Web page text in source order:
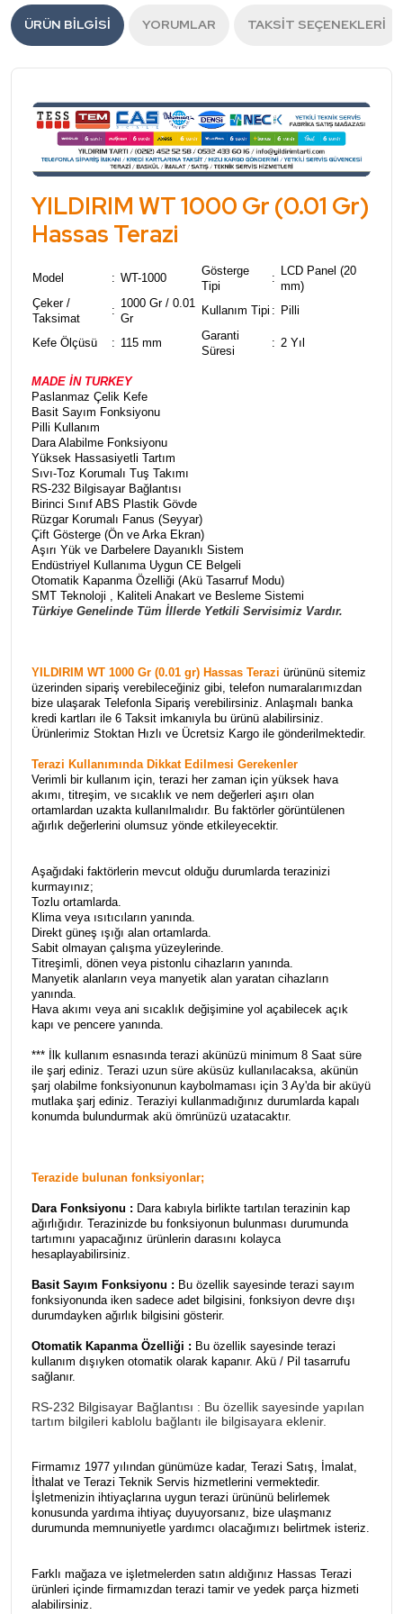
ÜRÜN BILGISI YORUMLAR TAKSIT SEÇENEKLERI
YILDIRIM WT 1000 Gr (0.01 Gr)
Hassas Terazi
Model : WT-1000
Gösterge
Tipi
:
LCD Panel (20
mm)
Çeker /
Taksimat
:
1000 Gr / 0.01
Gr
Kullanım Tipi : Pilli
Kefe Ölçüsü : 115 mm
Garanti
Süresi
: 2 Yıl
MADE İN TURKEY
Paslanmaz Çelik Kefe
Basit Sayım Fonksiyonu
Pilli Kullanım
Dara Alabilme Fonksiyonu
Yüksek Hassasiyetli Tartım
Sıvı-Toz Korumalı Tuş Takımı
RS-232 Bilgisayar Bağlantısı
Birinci Sınıf ABS Plastik Gövde
Rüzgar Korumalı Fanus (Seyyar)
Çift Gösterge (Ön ve Arka Ekran)
Aşırı Yük ve Darbelere Dayanıklı Sistem
Endüstriyel Kullanıma Uygun CE Belgeli
Otomatik Kapanma Özelliği (Akü Tasarruf Modu)
SMT Teknoloji , Kaliteli Anakart ve Besleme Sistemi
Türkiye Genelinde Tüm İllerde Yetkili Servisimiz Vardır.
YILDIRIM WT 1000 Gr (0.01 gr) Hassas Terazi ürününü sitemiz
üzerinden sipariş verebileceğiniz gibi, telefon numaralarımızdan
bize ulaşarak Telefonla Sipariş verebilirsiniz. Anlaşmalı banka
kredi kartları ile 6 Taksit imkanıyla bu ürünü alabilirsiniz.
Ürünlerimiz Stoktan Hızlı ve Ücretsiz Kargo ile gönderilmektedir.
Terazi Kullanımında Dikkat Edilmesi Gerekenler
Verimli bir kullanım için, terazi her zaman için yüksek hava
akımı, titreşim, ve sıcaklık ve nem değerleri aşırı olan
ortamlardan uzakta kullanılmalıdır. Bu faktörler görüntülenen
ağırlık değerlerini olumsuz yönde etkileyecektir.
Aşağıdaki faktörlerin mevcut olduğu durumlarda terazinizi
kurmayınız;
Tozlu ortamlarda.
Klima veya ısıtıcıların yanında.
Direkt güneş ışığı alan ortamlarda.
Sabit olmayan çalışma yüzeylerinde.
Titreşimli, dönen veya pistonlu cihazların yanında.
Manyetik alanların veya manyetik alan yaratan cihazların
yanında.
Hava akımı veya ani sıcaklık değişimine yol açabilecek açık
kapı ve pencere yanında.
*** İlk kullanım esnasında terazi akünüzü minimum 8 Saat süre
ile şarj ediniz. Terazi uzun süre aküsüz kullanılacaksa, akünün
şarj olabilme fonksiyonunun kaybolmaması için 3 Ay'da bir aküyü
mutlaka şarj ediniz. Teraziyi kullanmadığınız durumlarda kapalı
konumda bulundurmak akü ömrünüzü uzatacaktır.
Terazide bulunan fonksiyonlar;
Dara Fonksiyonu : Dara kabıyla birlikte tartılan terazinin kap
ağırlığıdır. Terazinizde bu fonksiyonun bulunması durumunda
tartımını yapacağınız ürünlerin darasını kolayca
hesaplayabilirsiniz.
Basit Sayım Fonksiyonu : Bu özellik sayesinde terazi sayım
fonksiyonunda iken sadece adet bilgisini, fonksiyon devre dışı
durumdayken ağırlık bilgisini gösterir.
Otomatik Kapanma Özelliği : Bu özellik sayesinde terazi
kullanım dışıyken otomatik olarak kapanır. Akü / Pil tasarrufu
sağlanır.
RS-232 Bilgisayar Bağlantısı : Bu özellik sayesinde yapılan
tartım bilgileri kablolu bağlantı ile bilgisayara eklenir.
Firmamız 1977 yılından günümüze kadar, Terazi Satış, İmalat,
İthalat ve Terazi Teknik Servis hizmetlerini vermektedir.
İşletmenizin ihtiyaçlarına uygun terazi ürününü belirlemek
konusunda yardıma ihtiyaç duyuyorsanız, bize ulaşmanız
durumunda memnuniyetle yardımcı olacağımızı belirtmek isteriz.
Farklı mağaza ve işletmelerden satın aldığınız Hassas Terazi
ürünleri içinde firmamızdan terazi tamir ve yedek parça hizmeti
alabilirsiniz.